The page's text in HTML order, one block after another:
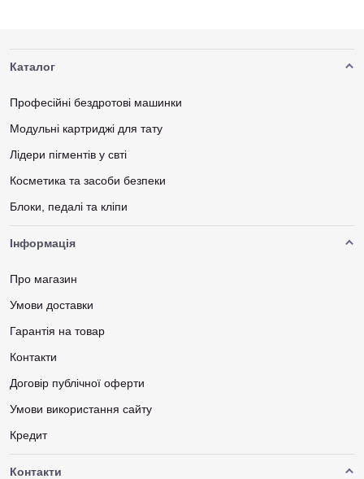
Каталог
Професійні бездротові машинки
Модульні картриджі для тату
Лідери пігментів у свті
Косметика та засоби безпеки
Блоки, педалі та кліпи
Інформація
Про магазин
Умови доставки
Гарантія на товар
Контакти
Договір публічної оферти
Умови використання сайту
Кредит
Контакти